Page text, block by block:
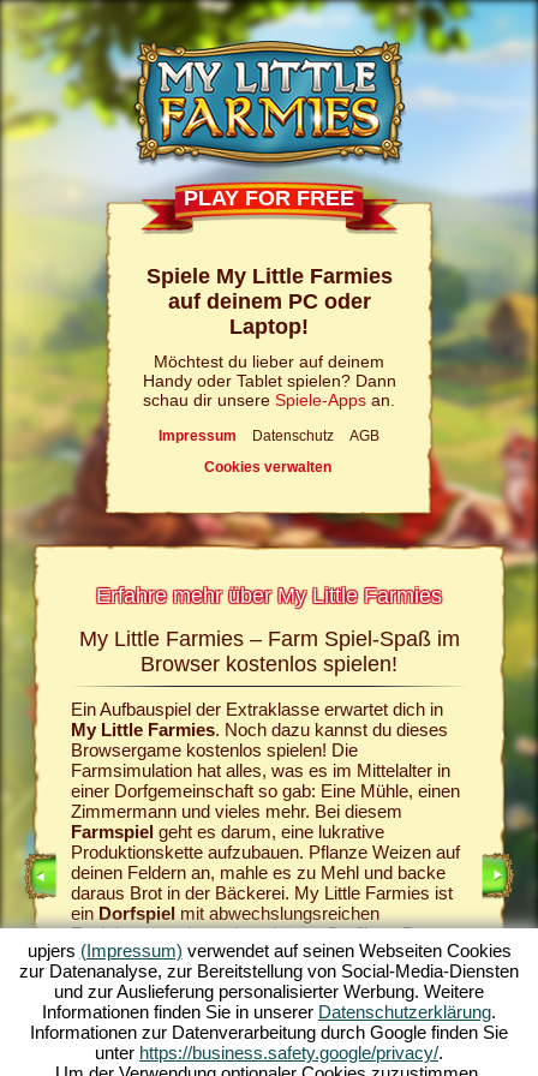
PLAY FOR FREE
Spiele My Little Farmies
auf deinem PC oder
Laptop!
Möchtest du lieber auf deinem
Handy oder Tablet spielen? Dann
schau dir unsere Spiele-Apps an.
Impressum Datenschutz
AGB
Cookies verwalten
Erfahre mehr über My Little Farmies
My
dem
My Little Farmies – Farm Spiel-Spaß im
Browser kostenlos spielen!
Ein Aufbauspiel der Extraklasse erwartet dich in
My Little Farmies. Noch dazu kannst du dieses
Browsergame kostenlos spielen! Die
Farmsimulation hat alles, was es im Mittelalter in
einer Dorfgemeinschaft so gab: Eine Mühle, einen
Zimmermann und vieles mehr. Bei diesem
Farmspielgeht es darum, eine lukrative
Produktionskette aufzubauen. Pflanze Weizen auf
deinen Feldern an, mahle es zu Mehl und backe
daraus Brot in der Bäckerei. My Little Farmies ist
ein Dorfspielmit abwechslungsreichen
Funktionen und wunderschönen Grafiken. Du
gestaltest die Landwirtschaft in all ihren Facetten:
Vom Gemüseanbau bis hin zur Viehzucht. Dabei
triffst du auf traditionelle Nutztiere, wie das
Mangalica-Schwein oder das Wollhuhn. Erschaffe
blühende Landschaften in My Little Farmies –
spiele jetzt kostenlos eines der schönstenOnline
Die
sollst
Wein im
aus.
gehört,
liefern
sorgen
wird.
edle
My
deinen
dem
Welt
upjers (Impressum) verwendet auf seinen Webseiten Cookies
zur Datenanalyse, zur Bereitstellung von Social-Media-Diensten
und zur Auslieferung personalisierter Werbung. Weitere
Informationen finden Sie in unserer Datenschutzerklärung.
Informationen zur Datenverarbeitung durch Google finden Sie
unter https://business.safety.google/privacy/.